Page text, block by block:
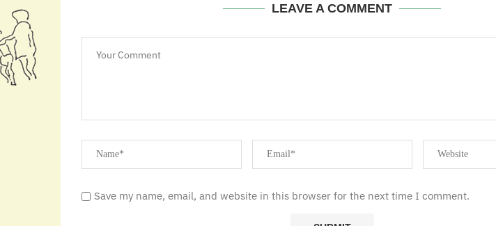
LEAVE A COMMENT
Save my name, email, and website in this browser for the next time I comment.